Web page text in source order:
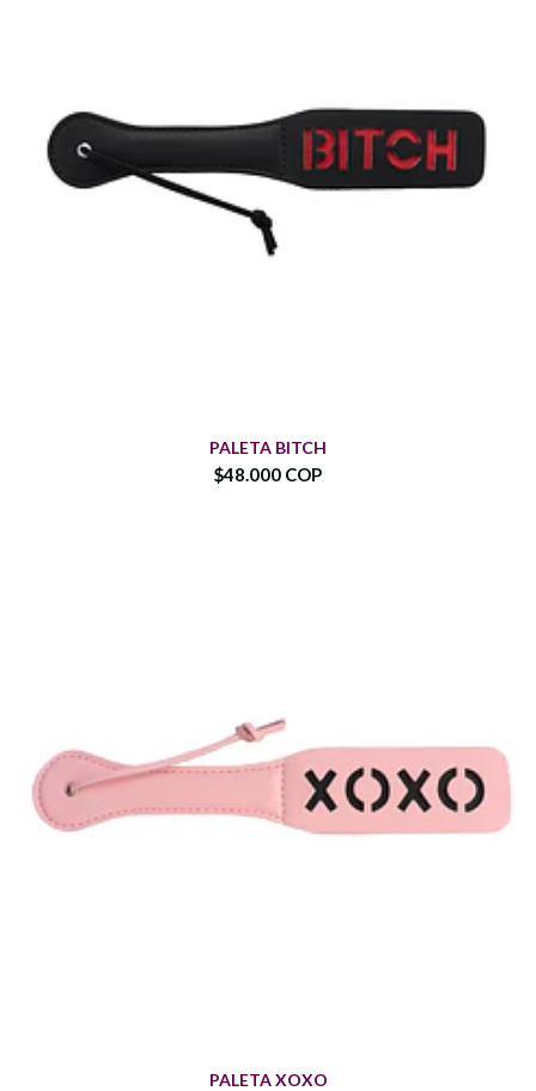
PALETA BITCH
$48.000 COP
PALETA XOXO